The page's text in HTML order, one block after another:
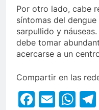
Por otro lado, cabe
síntomas del
sarpullido y
debe tomar
acercarse a un
Compartir en las
Email